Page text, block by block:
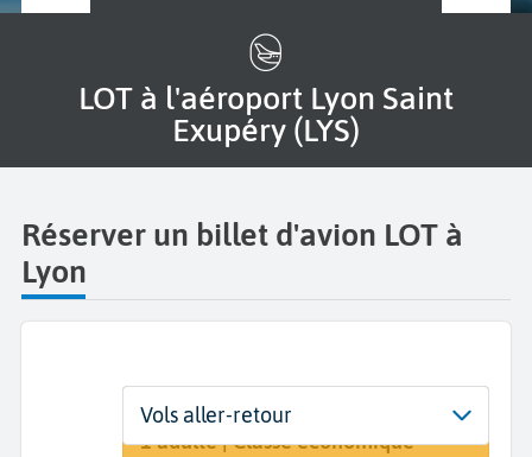
LOT à l'aéroport Lyon Saint
Exupéry (LYS)
Réserver un billet d'avion LOT à
Lyon
Départ
Lyon Saint Exupéry (LYS)
Dates
Dates de votre voyage
Voyageurs | Classe
1 adulte | Classe économique
Vols aller-retour